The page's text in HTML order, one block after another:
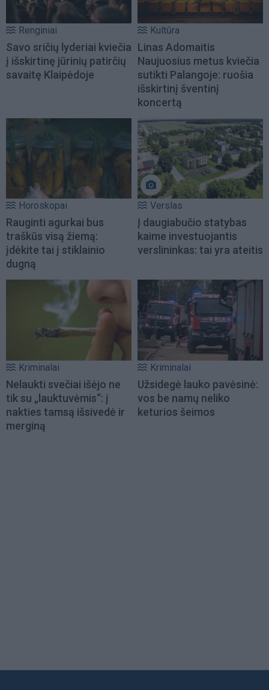
Renginiai
Savo sričių lyderiai kviečia
į išskirtinę jūrinių patirčių
savaitę Klaipėdoje
Kultūra
Linas Adomaitis
Naujuosius metus kviečia
sutikti Palangoje: ruošia
išskirtinį šventinį
koncertą
Horoskopai
Rauginti agurkai bus
traškūs visą žiemą:
įdėkite tai į stiklainio
dugną
Verslas
Į daugiabučio statybas
kaime investuojantis
verslininkas: tai yra ateitis
Kriminalai
Nelaukti svečiai išėjo ne
tik su „lauktuvėmis“: į
nakties tamsą išsivedė ir
merginą
Kriminalai
Užsidegė lauko pavėsinė:
vos be namų neliko
keturios šeimos